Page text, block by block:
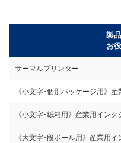
製
お
サーマルプリンター
《小文字･個別パッケージ用》
《小文字･紙箱用》産業用イン
《大文字･段ボール用》産業用